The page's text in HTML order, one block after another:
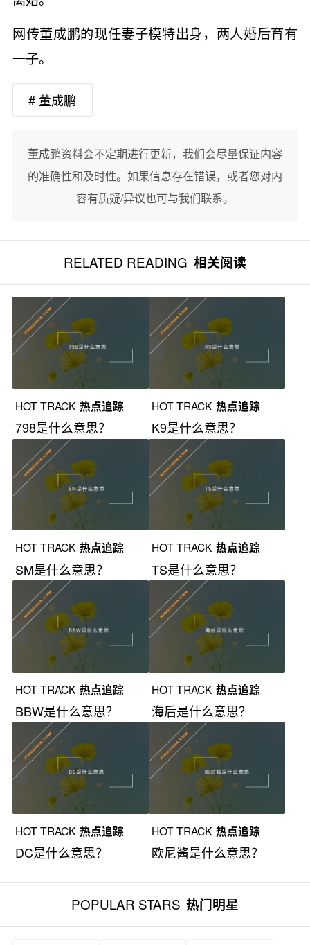
网传董成鹏的现任妻子模特出身，两人婚后育有
一子。
# 董成鹏
董成鹏资料会不定期进行更新，我们会尽量保证内容
的准确性和及时性。如果信息存在错误，或者您对内
容有质疑/异议也可与我们联系。
RELATED READING 相关阅读
HOT TRACK 热点追踪
798是什么意思？
HOT TRACK 热点追踪
K9是什么意思？
HOT TRACK 热点追踪
SM是什么意思？
HOT TRACK 热点追踪
TS是什么意思？
HOT TRACK 热点追踪
BBW是什么意思？
HOT TRACK 热点追踪
海后是什么意思？
HOT TRACK 热点追踪
DC是什么意思？
HOT TRACK 热点追踪
欧尼酱是什么意思？
POPULAR STARS 热门明星